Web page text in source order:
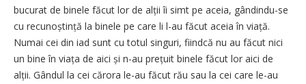
bucurat de binele făcut lor de alții îi simt pe aceia, gândindu-se
cu recunoștință la binele pe care li l-au făcut aceia în viață.
Numai cei din iad sunt cu totul singuri, fiindcă nu au făcut nici
un bine în viața de aici și n-au prețuit binele făcut lor aici de
alții. Gândul la cei cărora le-au făcut rău sau la cei care le-au